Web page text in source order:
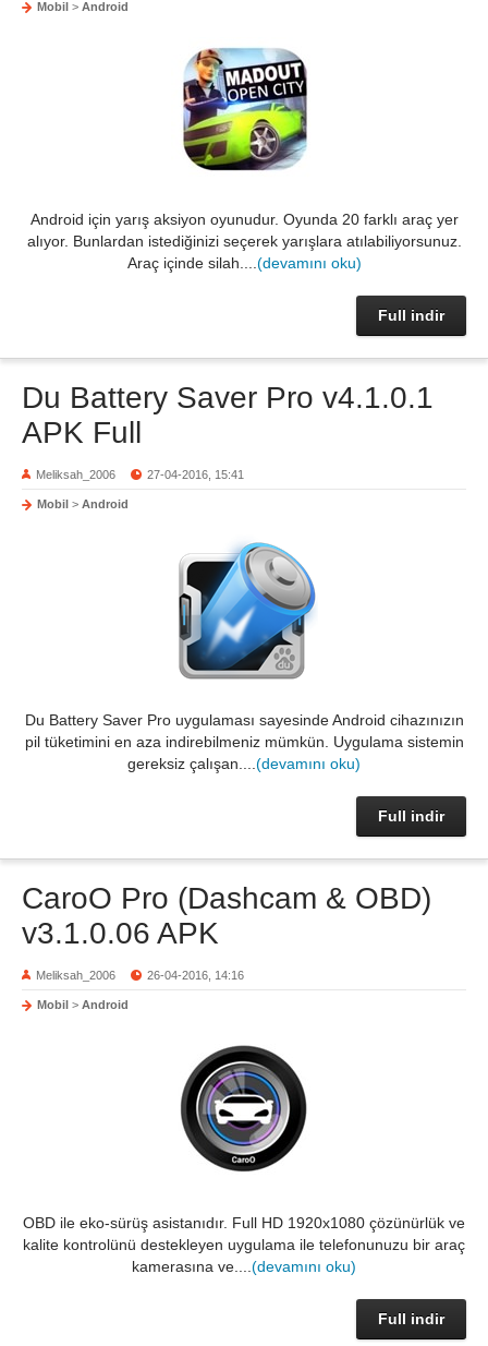
Mobil > Android
Android için yarış aksiyon oyunudur. Oyunda 20 farklı araç yer
alıyor. Bunlardan istediğinizi seçerek yarışlara atılabiliyorsunuz.
Araç içinde silah.... (devamını oku)
Full indir
Du Battery Saver Pro v4.1.0.1
APK Full
Meliksah_2006 27-04-2016, 15:41
Mobil > Android
Du Battery Saver Pro uygulaması sayesinde Android cihazınızın
pil tüketimini en aza indirebilmeniz mümkün. Uygulama sistemin
gereksiz çalışan.... (devamını oku)
Full indir
CaroO Pro (Dashcam & OBD)
v3.1.0.06 APK
Meliksah_2006 26-04-2016, 14:16
Mobil > Android
OBD ile eko-sürüş asistanıdır. Full HD 1920x1080 çözünürlük ve
kalite kontrolünü destekleyen uygulama ile telefonunuzu bir araç
kamerasına ve.... (devamını oku)
Full indir